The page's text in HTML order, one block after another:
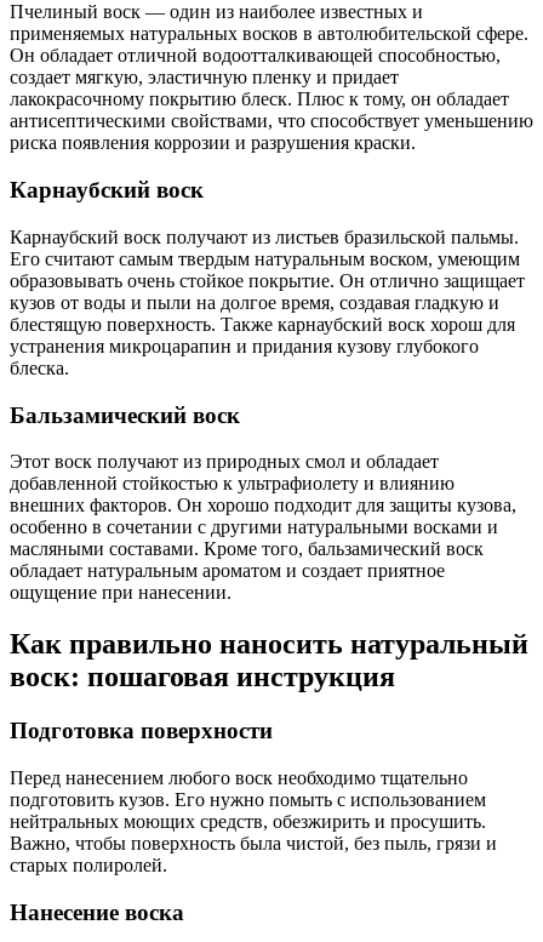
Пчелиный воск — один из наиболее известных и
применяемых натуральных восков в автолюбительской сфере.
Он обладает отличной водоотталкивающей способностью,
создает мягкую, эластичную пленку и придает
лакокрасочному покрытию блеск. Плюс к тому, он обладает
антисептическими свойствами, что способствует уменьшению
риска появления коррозии и разрушения краски.
Карнаубский воск
Карнаубский воск получают из листьев бразильской пальмы.
Его считают самым твердым натуральным воском, умеющим
образовывать очень стойкое покрытие. Он отлично защищает
кузов от воды и пыли на долгое время, создавая гладкую и
блестящую поверхность. Также карнаубский воск хорош для
устранения микроцарапин и придания кузову глубокого
блеска.
Бальзамический воск
Этот воск получают из природных смол и обладает
добавленной стойкостью к ультрафиолету и влиянию
внешних факторов. Он хорошо подходит для защиты кузова,
особенно в сочетании с другими натуральными восками и
масляными составами. Кроме того, бальзамический воск
обладает натуральным ароматом и создает приятное
ощущение при нанесении.
Как правильно наносить натуральный
воск: пошаговая инструкция
Подготовка поверхности
Перед нанесением любого воск необходимо тщательно
подготовить кузов. Его нужно помыть с использованием
нейтральных моющих средств, обезжирить и просушить.
Важно, чтобы поверхность была чистой, без пыль, грязи и
старых полиролей.
Нанесение воска